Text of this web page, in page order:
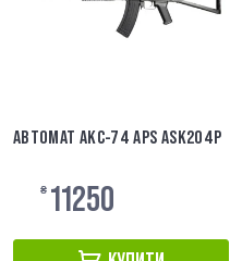
АВТОМАТ АКС-74 APS ASK204P
₴ 11250